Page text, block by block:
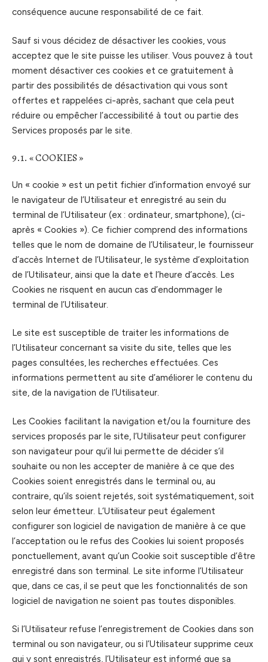
conséquence aucune responsabilité de ce fait.
Sauf si vous décidez de désactiver les cookies, vous
acceptez que le site puisse les utiliser. Vous pouvez à tout
moment désactiver ces cookies et ce gratuitement à
partir des possibilités de désactivation qui vous sont
offertes et rappelées ci-après, sachant que cela peut
réduire ou empêcher l’accessibilité à tout ou partie des
Services proposés par le site.
9.1. « COOKIES »
Un « cookie » est un petit fichier d’information envoyé sur
le navigateur de l’Utilisateur et enregistré au sein du
terminal de l’Utilisateur (ex : ordinateur, smartphone), (ci-
après « Cookies »). Ce fichier comprend des informations
telles que le nom de domaine de l’Utilisateur, le fournisseur
d’accès Internet de l’Utilisateur, le système d’exploitation
de l’Utilisateur, ainsi que la date et l’heure d’accès. Les
Cookies ne risquent en aucun cas d’endommager le
terminal de l’Utilisateur.
Le site est susceptible de traiter les informations de
l’Utilisateur concernant sa visite du site, telles que les
pages consultées, les recherches effectuées. Ces
informations permettent au site d’améliorer le contenu du
site, de la navigation de l’Utilisateur.
Les Cookies facilitant la navigation et/ou la fourniture des
services proposés par le site, l’Utilisateur peut configurer
son navigateur pour qu’il lui permette de décider s’il
souhaite ou non les accepter de manière à ce que des
Cookies soient enregistrés dans le terminal ou, au
contraire, qu’ils soient rejetés, soit systématiquement, soit
selon leur émetteur. L’Utilisateur peut également
configurer son logiciel de navigation de manière à ce que
l’acceptation ou le refus des Cookies lui soient proposés
ponctuellement, avant qu’un Cookie soit susceptible d’être
enregistré dans son terminal. Le site informe l’Utilisateur
que, dans ce cas, il se peut que les fonctionnalités de son
logiciel de navigation ne soient pas toutes disponibles.
Si l’Utilisateur refuse l’enregistrement de Cookies dans son
terminal ou son navigateur, ou si l’Utilisateur supprime ceux
qui y sont enregistrés, l’Utilisateur est informé que sa